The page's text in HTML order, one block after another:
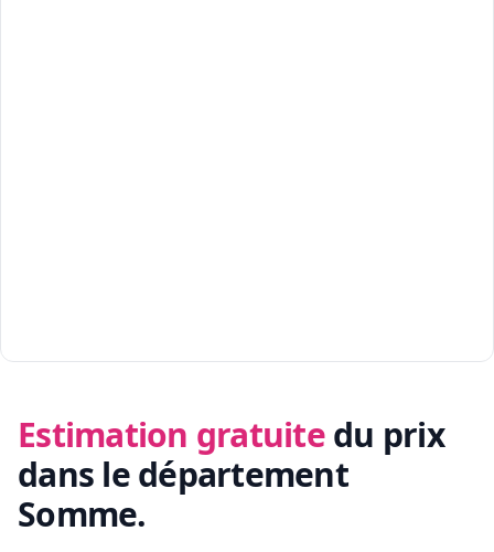
Estimation gratuite du prix
dans le département
Somme.